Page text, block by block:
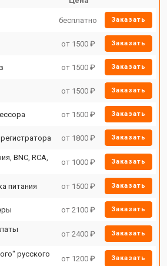
бесплатно Заказать
от 1500 ₽ Заказать
от 1500 ₽ Заказать
от 1500 ₽ Заказать
от 1500 ₽ Заказать
от 1800 ₽ Заказать
BNC, RCA,
от 1000 ₽ Заказать
питания от 1500 ₽ Заказать
от 2100 ₽ Заказать
от 2400 ₽ Заказать
русского
от 1200 ₽ Заказать